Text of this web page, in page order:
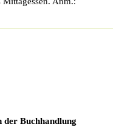
der Buchhandlung